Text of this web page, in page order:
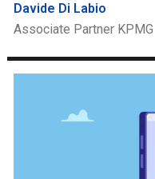
Davide Di Labio
Associate Partner KPMG